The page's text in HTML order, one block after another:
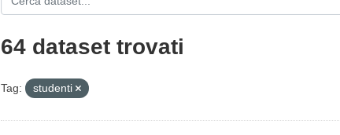
64 dataset trovati
Tag: studenti